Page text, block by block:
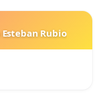
Rubio